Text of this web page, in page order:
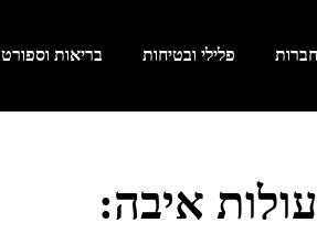
פלילי ובטיחות בריאות וספורט
איבה: